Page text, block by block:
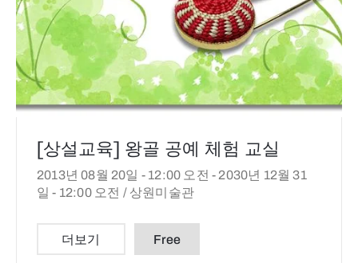
[상설교육] 왕골 공예 체험 교실
2013년 08월 20일 - 12:00 오전 - 2030년 12월 31
일 - 12:00 오전 / 상원미술관
더보기 Free